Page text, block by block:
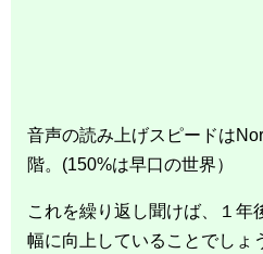
音声の読み上げスピードは
階。(150%は早口の世界）
これを繰り返し聞けば、１年
幅に向上していることでしょ